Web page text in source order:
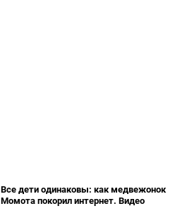
Все дети одинаковы: как медвежонок
Момота покорил интернет. Видео